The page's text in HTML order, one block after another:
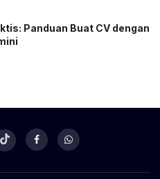
Panduan Buat CV dengan